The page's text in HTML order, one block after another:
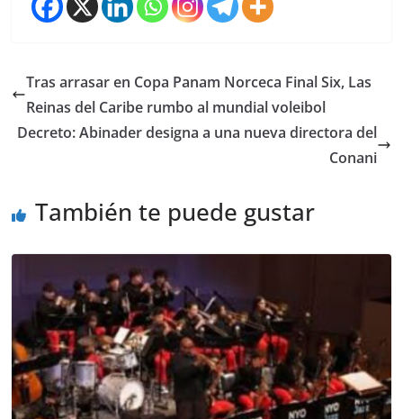
Tras arrasar en Copa Panam Norceca Final Six, Las
Reinas del Caribe rumbo al mundial voleibol
Decreto: Abinader designa a una nueva directora del
Conani
También te puede gustar